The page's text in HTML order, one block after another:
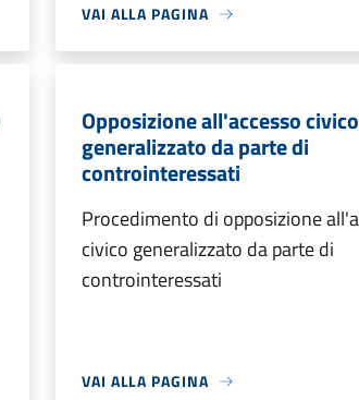
VAI ALLA PAGINA
Opposizione all'accesso civico
generalizzato da parte di
controinteressati
Procedimento di opposizione
civico generalizzato da parte di
controinteressati
VAI ALLA PAGINA